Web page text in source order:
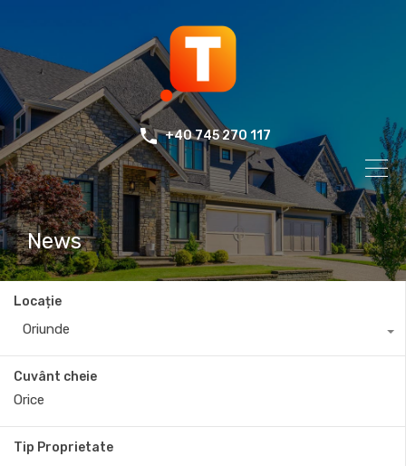
+40 745 270 117
News
Locație
Oriunde
Cuvânt cheie
Tip Proprietate